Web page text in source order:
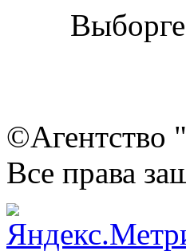
©Агентство
Все права